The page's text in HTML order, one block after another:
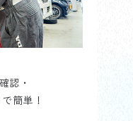
認・
簡単！